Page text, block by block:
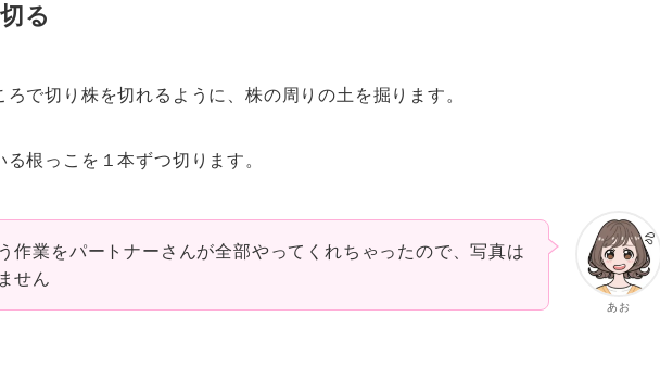
る
で切り株を切れるように、株の周りの土を掘ります。
根っこを１本ずつ切ります。
あお
作業をパートナーさんが全部やってくれちゃったので、写真は
せん